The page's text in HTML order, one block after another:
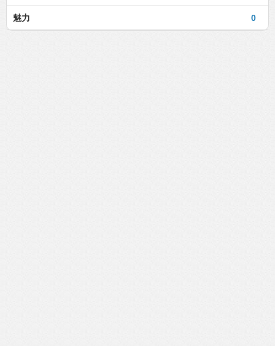
0
魅力